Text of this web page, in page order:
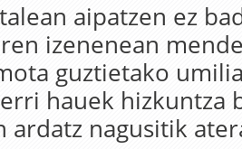
aipatzen ez
izenenean
guztietako
hauek hizkuntza
ardatz nagusitik